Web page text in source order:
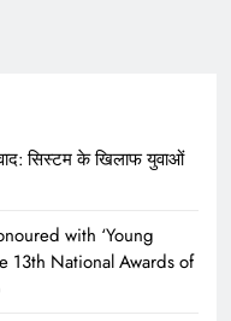
सिस्टम के खिलाफ युवाओं
with ‘Young
13th National Awards of